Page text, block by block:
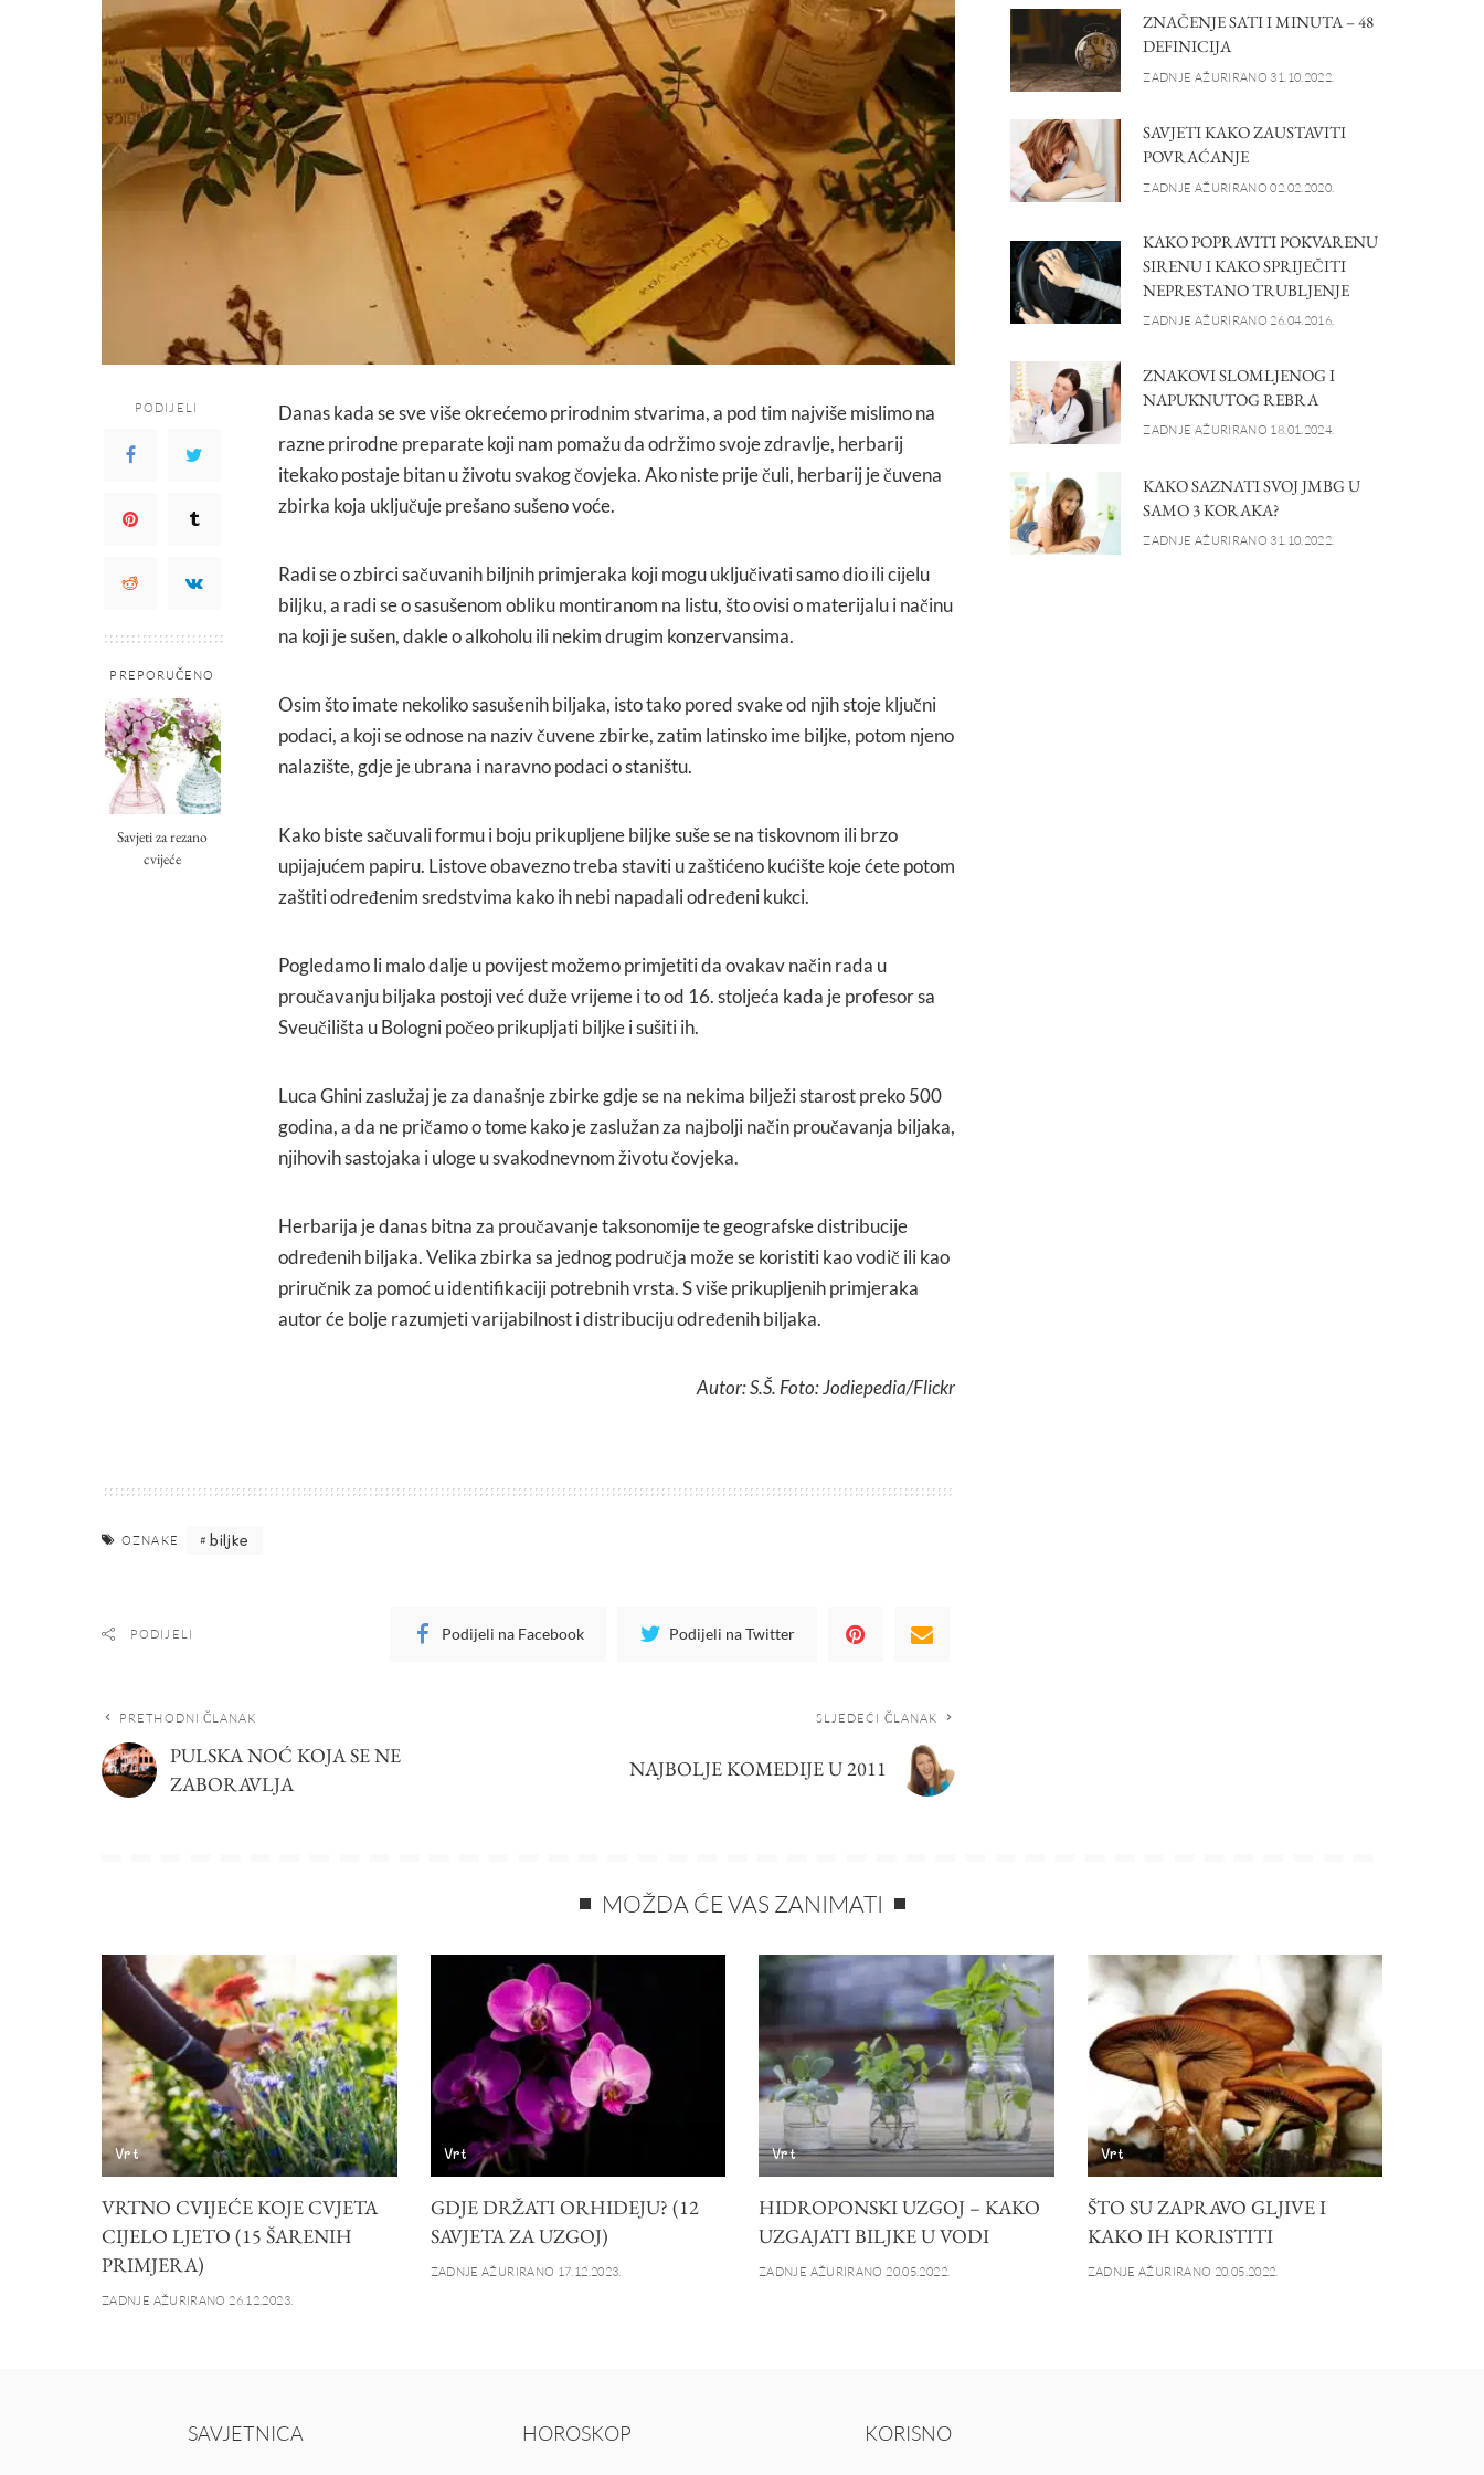
PODIJELI
PREPORUČENO
Savjeti za rezano
cvijeće
Danas kada se sve više okrećemo prirodnim stvarima, a pod tim najviše mislimo na
razne prirodne preparate koji nam pomažu da održimo svoje zdravlje, herbarij
itekako postaje bitan u životu svakog čovjeka. Ako niste prije čuli, herbarij je čuvena
zbirka koja uključuje prešano sušeno voće.
Radi se o zbirci sačuvanih biljnih primjeraka koji mogu uključivati samo dio ili cijelu
biljku, a radi se o sasušenom obliku montiranom na listu, što ovisi o materijalu i načinu
na koji je sušen, dakle o alkoholu ili nekim drugim konzervansima.
Osim što imate nekoliko sasušenih biljaka, isto tako pored svake od njih stoje ključni
podaci, a koji se odnose na naziv čuvene zbirke, zatim latinsko ime biljke, potom njeno
nalazište, gdje je ubrana i naravno podaci o staništu.
Kako biste sačuvali formu i boju prikupljene biljke suše se na tiskovnom ili brzo
upijajućem papiru. Listove obavezno treba staviti u zaštićeno kućište koje ćete potom
zaštiti određenim sredstvima kako ih nebi napadali određeni kukci.
Pogledamo li malo dalje u povijest možemo primjetiti da ovakav način rada u
proučavanju biljaka postoji već duže vrijeme i to od 16. stoljeća kada je profesor sa
Sveučilišta u Bologni počeo prikupljati biljke i sušiti ih.
Luca Ghini zaslužaj je za današnje zbirke gdje se na nekima bilježi starost preko 500
godina, a da ne pričamo o tome kako je zaslužan za najbolji način proučavanja biljaka,
njihovih sastojaka i uloge u svakodnevnom životu čovjeka.
Herbarija je danas bitna za proučavanje taksonomije te geografske distribucije
određenih biljaka. Velika zbirka sa jednog područja može se koristiti kao vodič ili kao
priručnik za pomoć u identifikaciji potrebnih vrsta. S više prikupljenih primjeraka
autor će bolje razumjeti varijabilnost i distribuciju određenih biljaka.
Autor: S.Š. Foto: Jodiepedia/Flickr
OZNAKE biljke
PODIJELI Podijeli na Facebook Podijeli na Twitter
PRETHODNI ČLANAK
PULSKA NOĆ KOJA SE NE
ZABORAVLJA
SLJEDEĆI ČLANAK
NAJBOLJE KOMEDIJE U 2011
ZNAČENJE SATI I MINUTA – 48
DEFINICIJA
ZADNJE AŽURIRANO 31.10.2022.
SAVJETI KAKO ZAUSTAVITI
POVRAĆANJE
ZADNJE AŽURIRANO 02.02.2020.
KAKO POPRAVITI POKVARENU
SIRENU I KAKO SPRIJEČITI
NEPRESTANO TRUBLJENJE
ZADNJE AŽURIRANO 26.04.2016.
ZNAKOVI SLOMLJENOG I
NAPUKNUTOG REBRA
ZADNJE AŽURIRANO 18.01.2024.
KAKO SAZNATI SVOJ JMBG U
SAMO 3 KORAKA?
ZADNJE AŽURIRANO 31.10.2022.
MOŽDA ĆE VAS ZANIMATI
Vrt
VRTNO CVIJEĆE KOJE CVJETA
CIJELO LJETO (15 ŠARENIH
PRIMJERA)
ZADNJE AŽURIRANO 26.12.2023.
Vrt
GDJE DRŽATI ORHIDEJU? (12
SAVJETA ZA UZGOJ)
ZADNJE AŽURIRANO 17.12.2023.
Vrt
HIDROPONSKI UZGOJ – KAKO
UZGAJATI BILJKE U VODI
ZADNJE AŽURIRANO 20.05.2022.
Vrt
ŠTO SU ZAPRAVO GLJIVE I
KAKO IH KORISTITI
ZADNJE AŽURIRANO 20.05.2022.
SAVJETNICA HOROSKOP KORISNO